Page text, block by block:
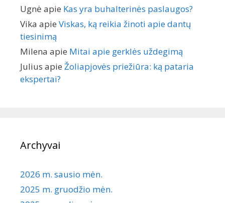
Ugnė apie Kas yra buhalterinės paslaugos?
Vika apie Viskas, ką reikia žinoti apie dantų
tiesinimą
Milena apie Mitai apie gerklės uždegimą
Julius apie Žoliapjovės priežiūra: ką pataria
ekspertai?
Archyvai
2026 m. sausio mėn.
2025 m. gruodžio mėn.